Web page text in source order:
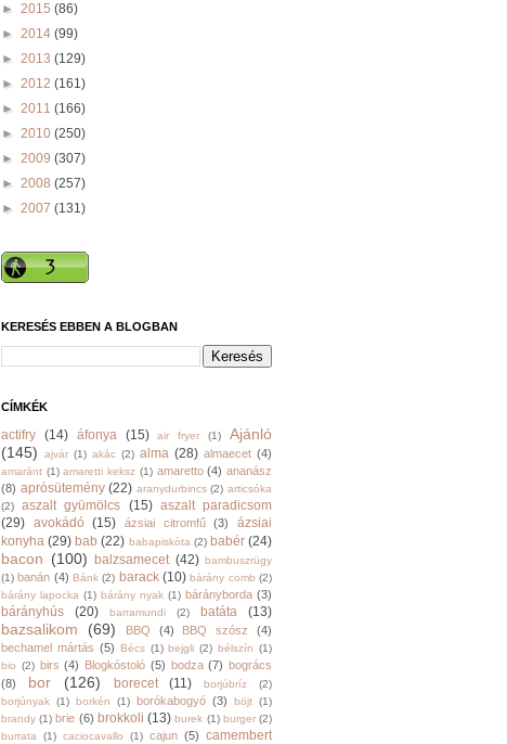
► 2015 (86)
► 2014 (99)
► 2013 (129)
► 2012 (161)
► 2011 (166)
► 2010 (250)
► 2009 (307)
► 2008 (257)
► 2007 (131)
KERESÉS EBBEN A BLOGBAN
CÍMKÉK
actifry (14) áfonya (15) air fryer (1)
Ajánló
(145)
ajvár (1) akác (2) alma (28) almaecet (4)
amaránt (1) amaretti keksz (1) amaretto (4) ananász
(8) aprósütemény (22) aranydurbincs (2) articsóka
(2)
aszalt gyümölcs (15) aszalt paradicsom
(29) avokádó (15) ázsiai citromfű (3)
ázsiai
konyha (29) bab (22) babapiskóta (2) babér (24)
bacon (100) balzsamecet (42) bambuszrügy
(1) banán (4) Bánk (2) barack (10) bárány comb (2)
bárány lapocka (1) bárány nyak (1) bárányborda (3)
bárányhús (20) barramundi (2) batáta (13)
bazsalikom (69) BBQ (4) BBQ szósz
(4)
bechamel mártás (5) Bécs (1) bejgli (2) bélszín (1)
bio (2) birs (4) Blogkóstoló (5) bodza (7) bogrács
(8)
bor (126) borecet (11) borjúbríz
(2)
borjúnyak (1) borkén (1) borókabogyó (3) böjt (1)
brandy (1) brie (6) brokkoli (13) burek (1) burger (2)
burrata
(1) caciocavallo (1) cajun (5) camembert